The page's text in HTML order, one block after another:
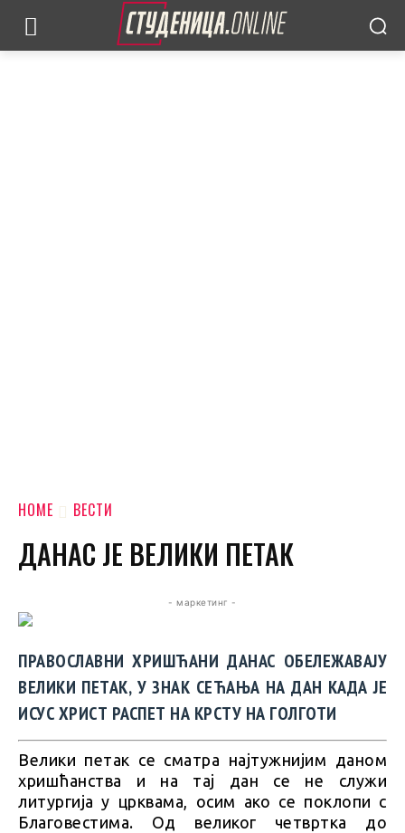
HOME ВЕСТИ
ДАНАС ЈЕ ВЕЛИКИ ПЕТАК
- маркетинг -
ПРАВОСЛАВНИ ХРИШЋАНИ ДАНАС ОБЕЛЕЖАВАЈУ
ВЕЛИКИ ПЕТАК, У ЗНАК СЕЋАЊА НА ДАН КАДА ЈЕ
ИСУС ХРИСТ РАСПЕТ НА КРСТУ НА ГОЛГОТИ
Велики петак се сматра најтужнијим даном
хришћанства и на тај дан се не служи
литургија у црквама, осим ако се поклопи с
Благовестима. Од великог четвртка до